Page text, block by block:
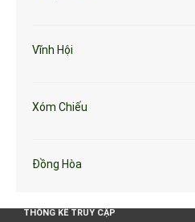
Vĩnh Hội
Xóm Chiếu
Đồng Hòa
THỐNG KÊ TRUY CẬP